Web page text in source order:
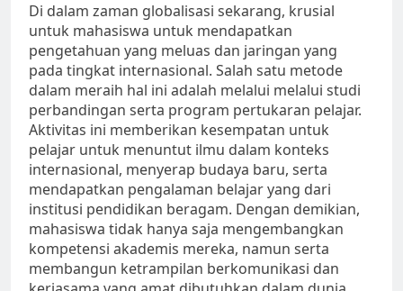
Di dalam zaman globalisasi sekarang, krusial
untuk mahasiswa untuk mendapatkan
pengetahuan yang meluas dan jaringan yang
pada tingkat internasional. Salah satu metode
dalam meraih hal ini adalah melalui melalui studi
perbandingan serta program pertukaran pelajar.
Aktivitas ini memberikan kesempatan untuk
pelajar untuk menuntut ilmu dalam konteks
internasional, menyerap budaya baru, serta
mendapatkan pengalaman belajar yang dari
institusi pendidikan beragam. Dengan demikian,
mahasiswa tidak hanya saja mengembangkan
kompetensi akademis mereka, namun serta
membangun ketrampilan berkomunikasi dan